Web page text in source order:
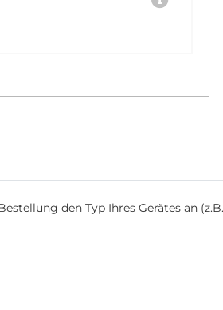
den Typ Ihres Gerätes an